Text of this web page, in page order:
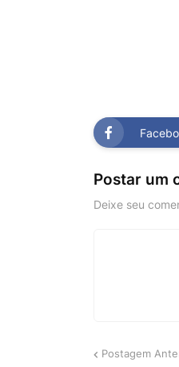
Postar um
Deixe seu
Postagem